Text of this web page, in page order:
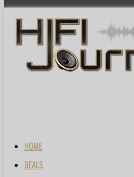
HOME
DEALS